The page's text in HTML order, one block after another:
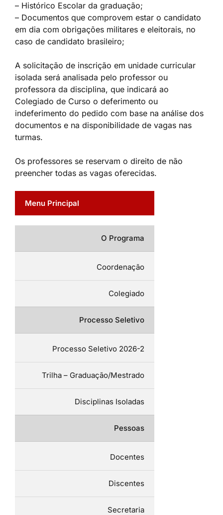
– Histórico Escolar da graduação;
– Documentos que comprovem estar o candidato
em dia com obrigações militares e eleitorais, no
caso de candidato brasileiro;
A solicitação de inscrição em unidade curricular
isolada será analisada pelo professor ou
professora da disciplina, que indicará ao
Colegiado de Curso o deferimento ou
indeferimento do pedido com base na análise dos
documentos e na disponibilidade de vagas nas
turmas.
Os professores se reservam o direito de não
preencher todas as vagas oferecidas.
Menu Principal
O Programa
Coordenação
Colegiado
Processo Seletivo
Processo Seletivo 2026-2
Trilha – Graduação/Mestrado
Disciplinas Isoladas
Pessoas
Docentes
Discentes
Secretaria